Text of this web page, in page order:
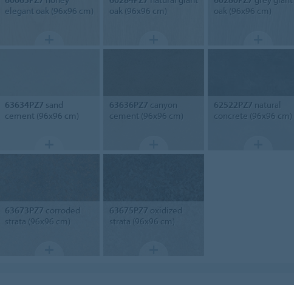
elegant oak (96x96 cm)
oak (96x96 cm)
oak (96x96 cm)
63634PZ7 sand
cement (96x96 cm)
63636PZ7 canyon
cement (96x96 cm)
62522PZ7 natural
concrete (96x96 cm)
63673PZ7 corroded
strata (96x96 cm)
63675PZ7 oxidized
strata (96x96 cm)